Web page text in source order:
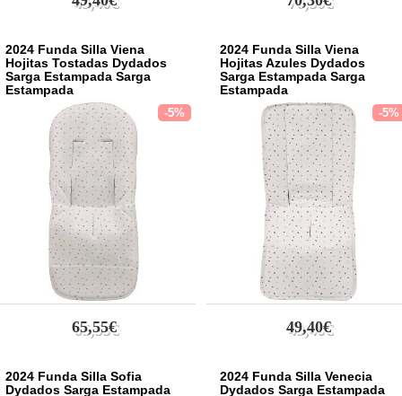
2024 Funda Silla Viena
Hojitas Tostadas Dydados
Sarga Estampada Sarga
Estampada
-5%
65,55€
2024 Funda Silla Viena
Hojitas Azules Dydados
Sarga Estampada Sarga
Estampada
-5%
49,40€
2024 Funda Silla Sofia
Dydados Sarga Estampada
2024 Funda Silla Venecia
Dydados Sarga Estampada